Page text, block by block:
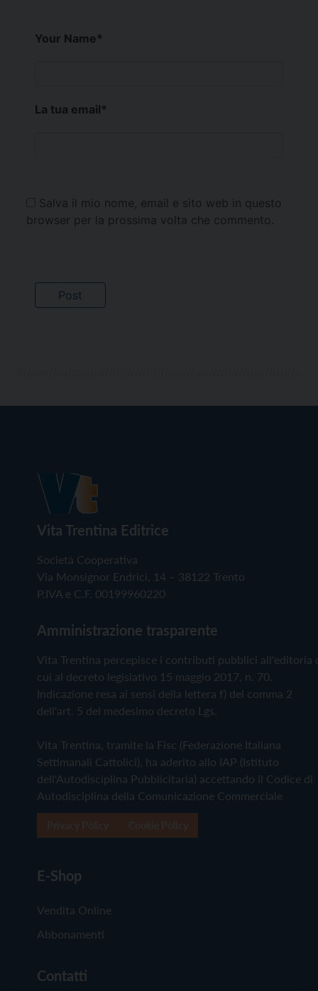
Your Name*
La tua email*
Salva il mio nome, email e sito web in questo
browser per la prossima volta che commento.
Vita Trentina Editrice
Società Cooperativa
Via Monsignor Endrici, 14 – 38122 Trento
P.IVA e C.F. 00199960220
Amministrazione trasparente
Vita Trentina percepisce i contributi pubblici all'editoria
cui al decreto legislativo 15 maggio 2017, n. 70.
Indicazione resa ai sensi della lettera f) del comma 2
dell'art. 5 del medesimo decreto Lgs.
Vita Trentina, tramite la Fisc (Federazione Italiana
Settimanali Cattolici), ha aderito allo IAP (Istituto
dell'Autodisciplina Pubblicitaria) accettando il Codice di
Autodisciplina della Comunicazione Commerciale
E-Shop
Vendita Online
Abbonamenti
Contatti